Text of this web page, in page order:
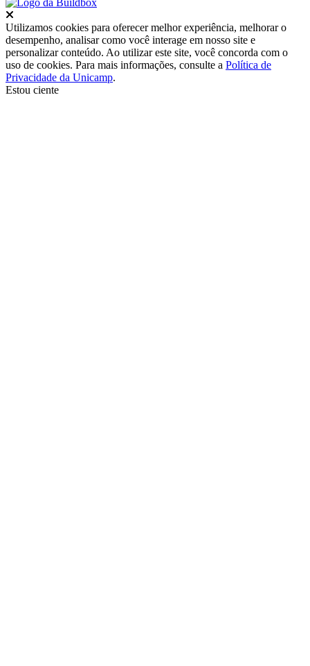
Utilizamos cookies para oferecer melhor experiência, melhorar o
desempenho, analisar como você interage em nosso site e
personalizar conteúdo. Ao utilizar este site, você concorda com o
uso de cookies. Para mais informações, consulte a Política de
Privacidade da Unicamp.
Estou ciente